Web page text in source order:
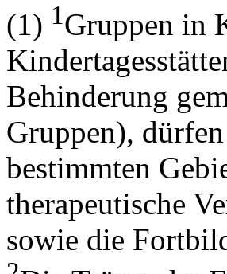
(1) 1Gruppen in
Behinderung
Gruppen),
bestimmten
therapeutische
sowie die